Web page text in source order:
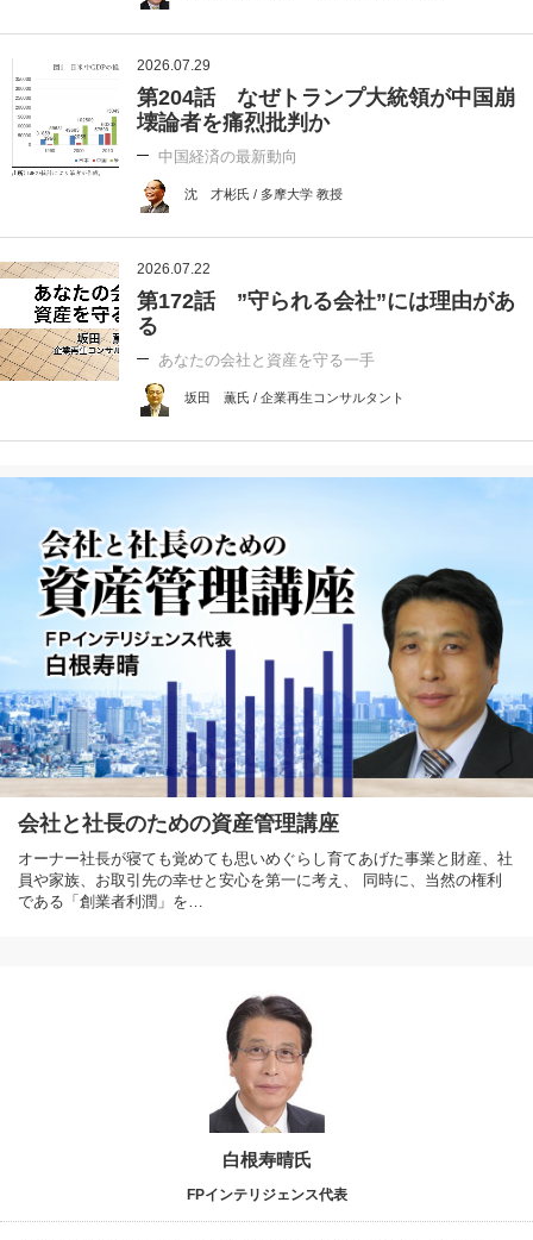
2026.07.29
第204話 なぜトランプ大統領が中国崩
壊論者を痛烈批判か
中国経済の最新動向
沈 才彬氏 / 多摩大学 教授
2026.07.22
第172話 ”守られる会社”には理由があ
る
あなたの会社と資産を守る一手
坂田 薫氏 / 企業再生コンサルタント
会社と社長のための資産管理講座
オーナー社長が寝ても覚めても思いめぐらし育てあげた事業と財産、社
員や家族、お取引先の幸せと安心を第一に考え、 同時に、当然の権利
である「創業者利潤」を…
白根寿晴氏
FPインテリジェンス代表